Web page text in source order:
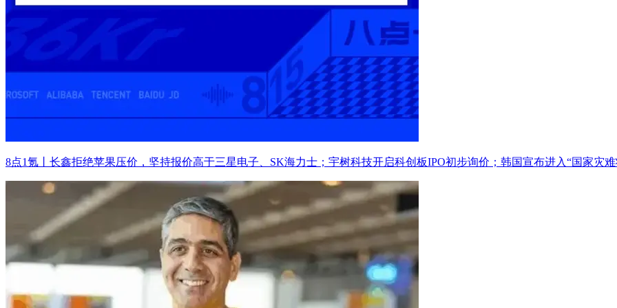
8点1氪丨长鑫拒绝苹果压价，坚持报价高于三星电子、SK海力士；宇树科技开启科创板IPO初步询价；韩国宣布进入“国家灾难